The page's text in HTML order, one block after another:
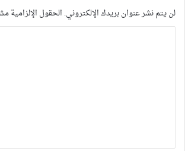
لن يتم نشر عنوان بريدك الإلكتروني. الحقول الإلزامية